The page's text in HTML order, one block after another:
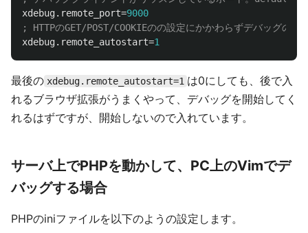
xdebug.remote_port=9000
xdebug.remote_autostart=1
最後の xdebug.remote_autostart=1 は0にしても、後で入
れるブラウザ拡張がうまくやって、デバッグを開始してく
れるはずですが、開始しないので入れています。
サーバ上でPHPを動かして、PC上のVimでデ
バッグする場合
PHPのiniファイルを以下のようの設定します。